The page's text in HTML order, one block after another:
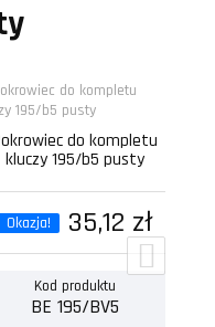
do kompletu
kluczy 195/b5 pusty
Okazja! 35,12 zł
Kod produktu
BE 195/BV5